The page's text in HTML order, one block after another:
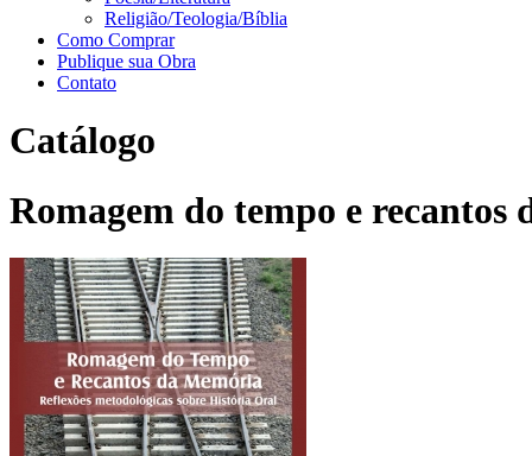
Religião/Teologia/Bíblia
Como Comprar
Publique sua Obra
Contato
Catálogo
Romagem do tempo e